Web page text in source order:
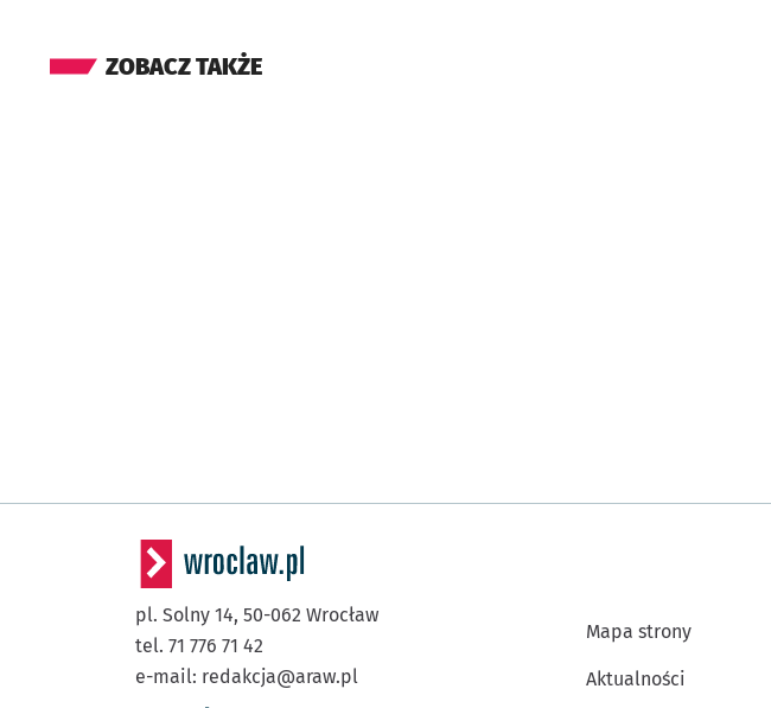
ZOBACZ TAKŻE
pl. Solny 14, 50-062 Wrocław
tel. 71 776 71 42
e-mail: redakcja@araw.pl
Mapa strony
Aktualności